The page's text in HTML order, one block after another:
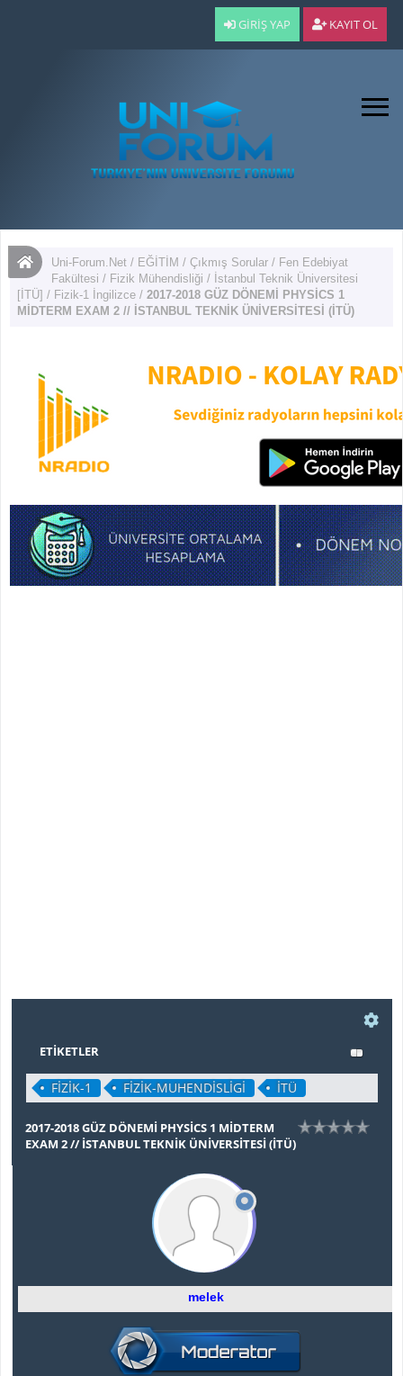
GIRIŞ YAP KAYIT OL
Uni-Forum.Net / EĞİTİM /Çıkmış Sorular / Fen Edebiyat
Fakültesi / Fizik Mühendisliği / İstanbul Teknik Üniversitesi
[İTÜ] / Fizik-1 İngilizce /2017-2018 GÜZ DÖNEMİ PHYSİCS 1
MİDTERM EXAM 2 // İSTANBUL TEKNİK ÜNİVERSİTESİ (İTÜ)
ETIKETLER
FİZİK-1 FİZİK-MUHENDİSLİGİ İTÜ
2017-2018 GÜZ DÖNEMİ PHYSİCS 1 MİDTERM
EXAM 2 // İSTANBUL TEKNİK ÜNİVERSİTESİ (İTÜ)
melek